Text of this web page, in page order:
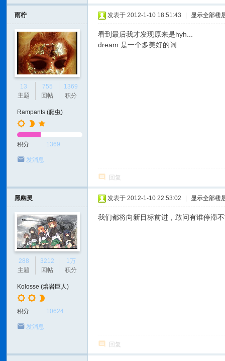
雨柠
13
主题
755
回帖
1369
积分
Rampants (爬虫)
积分 1369
发消息
发表于 2012-1-10 18:51:43 显示全部楼
看到最后我才发现原来是hyh...
dream 是一个多美好的词
回复
黑幽灵
288
主题
3212
回帖
1万
积分
Kolosse (熔岩巨人)
积分 10624
发消息
发表于 2012-1-10 22:53:02 显示全部楼
我们都将向新目标前进，敢问有谁停滞
回复